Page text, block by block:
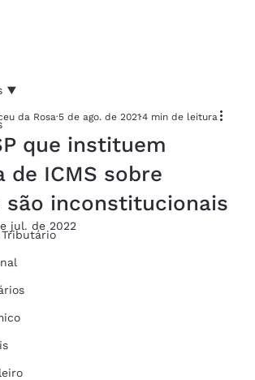
que instituem
de ICMS sobre
são inconstitucionais
da Rosa 5 de ago. de 20214 min de leitura
jul. de 2022